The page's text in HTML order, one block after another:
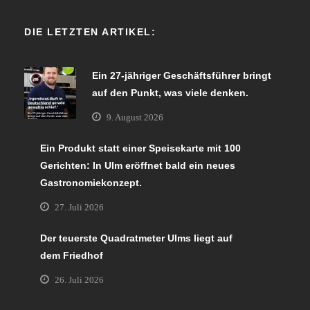
DIE LETZTEN ARTIKEL:
Ein 27-jähriger Geschäftsführer bringt
auf den Punkt, was viele denken.
9. August 2026
Ein Produkt statt einer Speisekarte mit 100
Gerichten: In Ulm eröffnet bald ein neues
Gastronomiekonzept.
27. Juli 2026
Der teuerste Quadratmeter Ulms liegt auf
dem Friedhof
26. Juli 2026